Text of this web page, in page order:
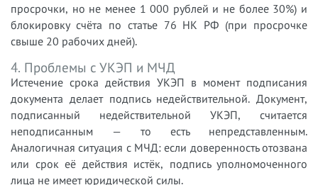
просрочки, но не менее 1 000 рублей и не более 30%) и
блокировку счёта по статье 76 НК РФ (при просрочке
свыше 20 рабочих дней).
4. Проблемы с УКЭП и МЧД
Истечение срока действия УКЭП в момент подписания
документа делает подпись недействительной. Документ,
подписанный недействительной УКЭП, считается
неподписанным — то есть непредставленным.
Аналогичная ситуация с МЧД: если доверенность отозвана
или срок её действия истёк, подпись уполномоченного
лица не имеет юридической силы.